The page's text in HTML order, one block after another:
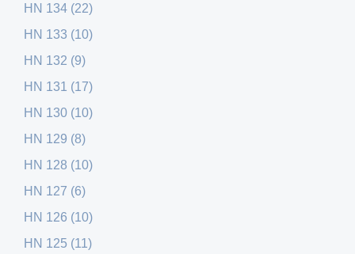
HN 134 (22)
HN 133 (10)
HN 132 (9)
HN 131 (17)
HN 130 (10)
HN 129 (8)
HN 128 (10)
HN 127 (6)
HN 126 (10)
HN 125 (11)